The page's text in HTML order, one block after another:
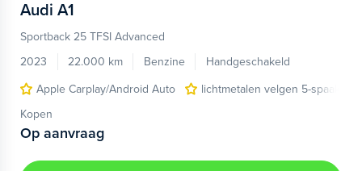
Audi A1
Sportback 25 TFSI Advanced
2023
22.000 km Benzine
Handgeschakeld
Apple Carplay/Android Auto
lichtmetalen velgen 5-spaaks
Kopen
Op aanvraag